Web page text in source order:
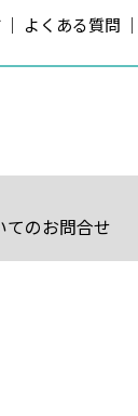
よくある質問
てのお問合せ